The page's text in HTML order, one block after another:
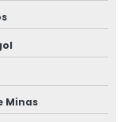
de relatório de
Minas